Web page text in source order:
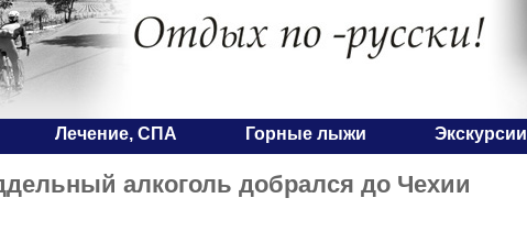
Лечение, СПА Горные лыжи Экскурсии
алкоголь добрался до Чехии